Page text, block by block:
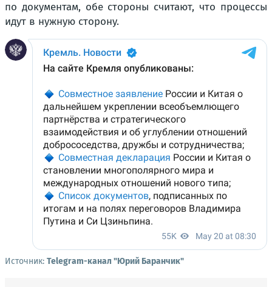
по документам, обе стороны считают, что процессы
идут в нужную сторону.
Источник: Telegram-канал "Юрий Баранчик"